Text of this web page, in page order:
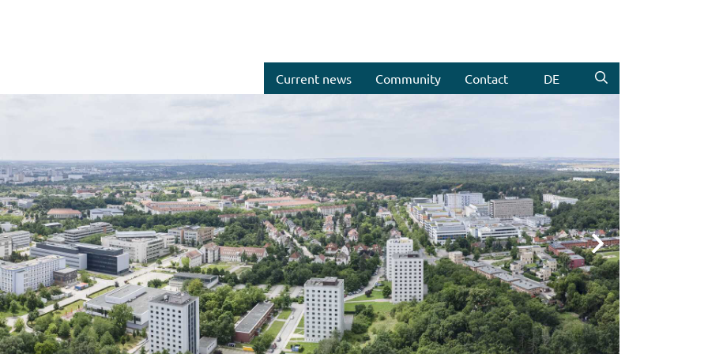
Current news Community Contact DE
Weiter